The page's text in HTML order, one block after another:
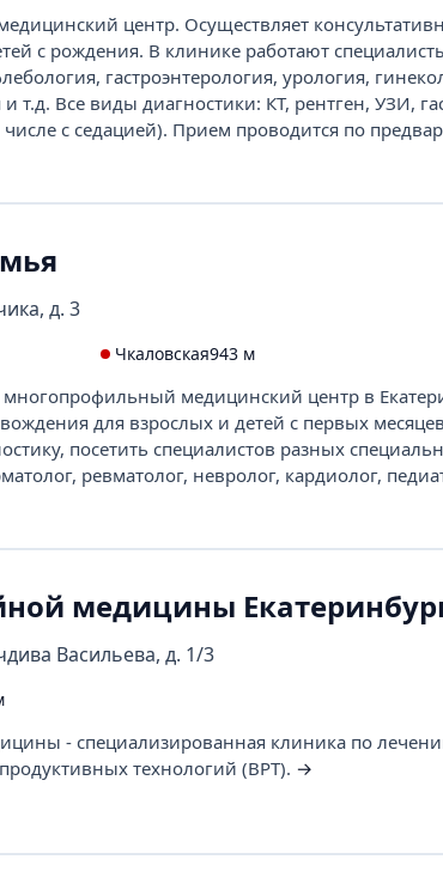
центр. Осуществляет
с рождения. В клинике работают
гастроэнтерология, урология,
т.д. Все виды диагностики: КТ, рентген, УЗИ,
с седацией). Прием проводится по
д. 3
Чкаловская943 м
многопрофильный медицинский центр в
для взрослых и детей с первых
посетить специалистов разных
ревматолог, невролог, кардиолог,
медицины
Васильева, д. 1/3
- специализированная клиника по
технологий (ВРТ). →